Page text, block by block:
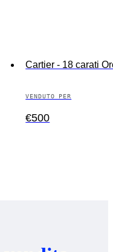
Cartier - 18 carati
VENDUTO PER
€500